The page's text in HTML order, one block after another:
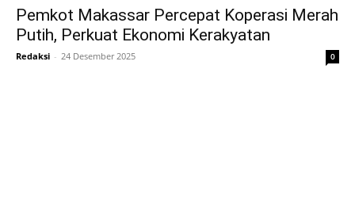
Pemkot Makassar Percepat Koperasi Merah
Putih, Perkuat Ekonomi Kerakyatan
Redaksi - 24 Desember 2025 0